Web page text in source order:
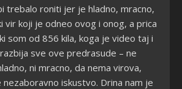
trebalo roniti jer je hladno, mracno,
vir koji je odneo ovog i onog, a prica
som od 856 kila, koga je video taj i
sve ove predrasude – ne
ni mracno, da nema virova,
iskustvo. Drina nam je